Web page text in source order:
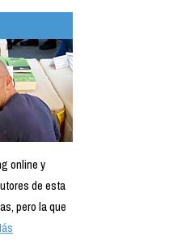
online y
de esta
pero la que